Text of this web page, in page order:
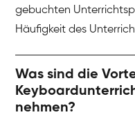
gebuchten
Häufigkeit des
Was sind die
nehmen?